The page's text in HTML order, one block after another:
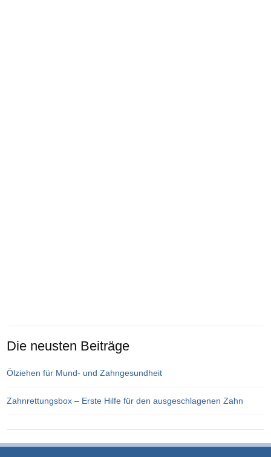
Die neusten Beiträge
Ölziehen für Mund- und Zahngesundheit
Zahnrettungsbox – Erste Hilfe für den ausgeschlagenen Zahn